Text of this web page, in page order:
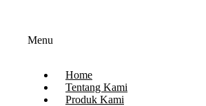
Menu
Home
Tentang Kami
Produk Kami